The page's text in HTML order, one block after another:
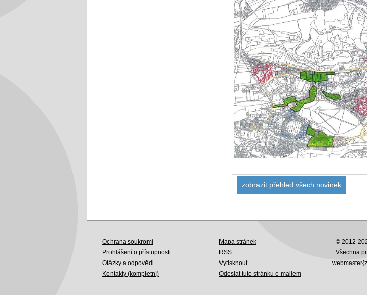
zobrazit přehled všech novinek
Ochrana soukromí
Prohlášení o přístupnosti
Otázky a odpovědi
Kontakty (kompletní)
Mapa stránek
RSS
Vytisknout
Odeslat tuto stránku e-mailem
© 2012-
Všechna